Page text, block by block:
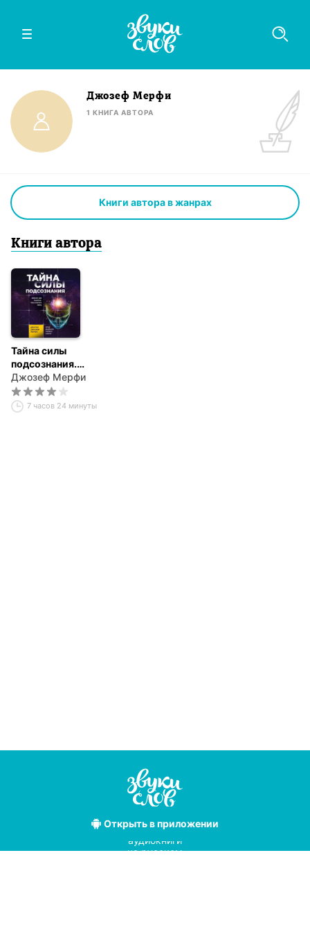
Джозеф Мерфи
1 КНИГА АВТОРА
Книги автора в жанрах
Книги автора
Тайна силы
подсознания.
Измените свое
мышление, чтобы
изменить жизнь
Джозеф Мерфи
7 часов 24 минуты
Открытьв приложении
Лучшие
аудиокниги
на русском